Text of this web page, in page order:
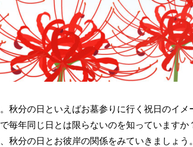
秋分の日といえばお墓参りに行く祝日のイ
毎年同じ日とは限らないのを知っています
秋分の日とお彼岸の関係をみていきましょう。